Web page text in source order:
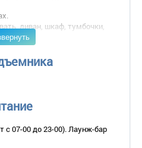
диван, шкаф, тумбочки,
кресло, зеркало.
со спутниковыми каналами,
отопление, телефон,
ванна, фен, подогреваемый пол,
ванны, набор полотенец, халат,
с 07-00 до 23-00). Лаунж-бар